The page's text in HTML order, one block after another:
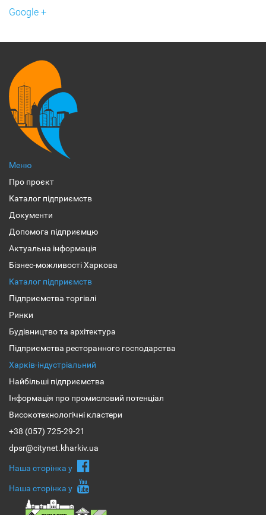
Google +
Меню
Про проєкт
Каталог підприємств
Документи
Допомога підприємцю
Актуальна інформація
Бізнес-можливості Харкова
Каталог підприємств
Підприємства торгівлі
Ринки
Будівництво та архітектура
Підприємства ресторанного господарства
Харків-індустріальний
Найбільші підприємства
Інформація про промисловий потенціал
Високотехнологічні кластери
+38 (057) 725-29-21
dpsr@citynet.kharkiv.ua
Наша сторiнка у
Наша сторiнка у